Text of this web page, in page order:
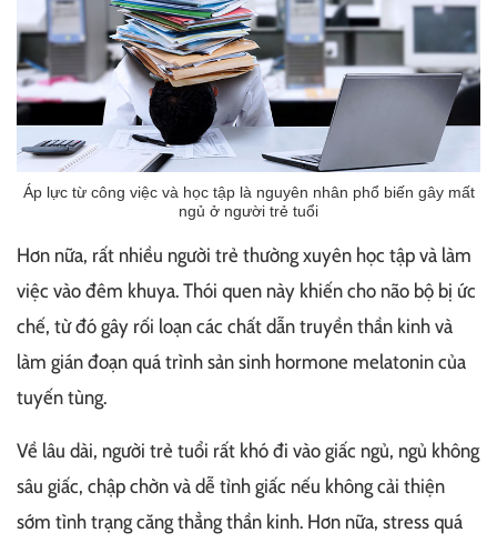
Áp lực từ công việc và học tập là nguyên nhân phổ biến gây mất
ngủ ở người trẻ tuổi
Hơn nữa, rất nhiều người trẻ thường xuyên học tập và làm
việc vào đêm khuya. Thói quen này khiến cho não bộ bị ức
chế, từ đó gây rối loạn các chất dẫn truyền thần kinh và
làm gián đoạn quá trình sản sinh hormone melatonin của
tuyến tùng.
Về lâu dài, người trẻ tuổi rất khó đi vào giấc ngủ, ngủ không
sâu giấc, chập chờn và dễ tỉnh giấc nếu không cải thiện
sớm tình trạng căng thẳng thần kinh. Hơn nữa, stress quá